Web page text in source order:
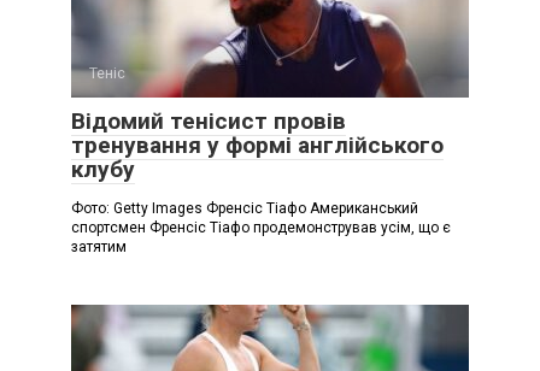
Теніс
Відомий тенісист провів
тренування у формі англійського
клубу
Фото: Getty Images Френсіс Тіафо Американський
спортсмен Френсіс Тіафо продемонстрував усім, що є
затятим